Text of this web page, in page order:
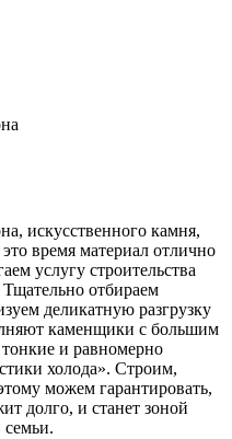
искусственного камня,
время материал отлично
услугу строительства
отбираем
деликатную разгрузку
каменщики с большим
и равномерно
холода». Строим,
можем гарантировать,
долго, и станет зоной
семьи.